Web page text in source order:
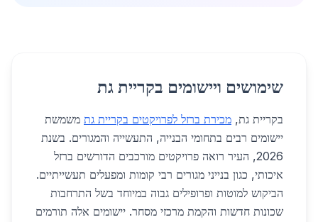
שימושים ויישומים בקריית גת
בקריית גת, מכירת ברזל לפרויקטים בקריית גת משמשת
יישומים רבים בתחומי הבנייה, התעשייה והמגורים. בשנת
2026, העיר רואה פרויקטים מורכבים הדורשים ברזל
איכותי, כגון בנייני מגורים רבי קומות ומפעלים תעשייתיים.
הביקוש למוטות ופרופילים גבוה במיוחד בשל התרחבות
שכונות חדשות והקמת מרכזי מסחר. יישומים אלה תורמים